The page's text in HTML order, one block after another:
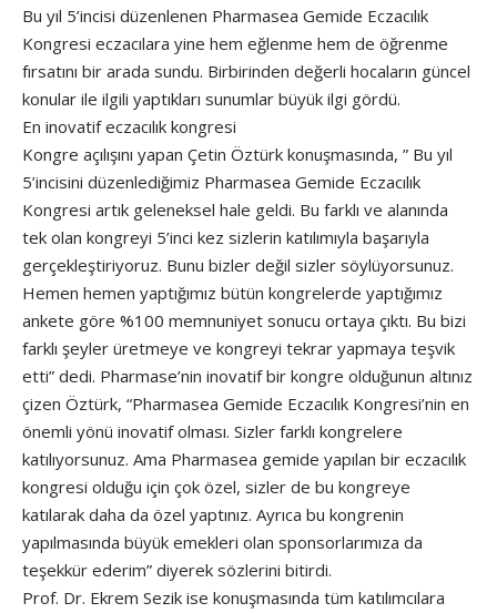
Bu yıl 5’incisi düzenlenen Pharmasea Gemide Eczacılık
Kongresi eczacılara yine hem eğlenme hem de öğrenme
fırsatını bir arada sundu. Birbirinden değerli hocaların güncel
konular ile ilgili yaptıkları sunumlar büyük ilgi gördü.
En inovatif eczacılık kongresi
Kongre açılışını yapan Çetin Öztürk konuşmasında, ” Bu yıl
5’incisini düzenlediğimiz Pharmasea Gemide Eczacılık
Kongresi artık geleneksel hale geldi. Bu farklı ve alanında
tek olan kongreyi 5’inci kez sizlerin katılımıyla başarıyla
gerçekleştiriyoruz. Bunu bizler değil sizler söylüyorsunuz.
Hemen hemen yaptığımız bütün kongrelerde yaptığımız
ankete göre %100 memnuniyet sonucu ortaya çıktı. Bu bizi
farklı şeyler üretmeye ve kongreyi tekrar yapmaya teşvik
etti” dedi. Pharmase’nin inovatif bir kongre olduğunun altınız
çizen Öztürk, “Pharmasea Gemide Eczacılık Kongresi’nin en
önemli yönü inovatif olması. Sizler farklı kongrelere
katılıyorsunuz. Ama Pharmasea gemide yapılan bir eczacılık
kongresi olduğu için çok özel, sizler de bu kongreye
katılarak daha da özel yaptınız. Ayrıca bu kongrenin
yapılmasında büyük emekleri olan sponsorlarımıza da
teşekkür ederim” diyerek sözlerini bitirdi.
Prof. Dr. Ekrem Sezik ise konuşmasında tüm katılımcılara